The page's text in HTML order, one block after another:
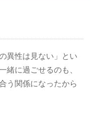
異性は見ない」とい
緒に過ごせるのも、
う関係になったから